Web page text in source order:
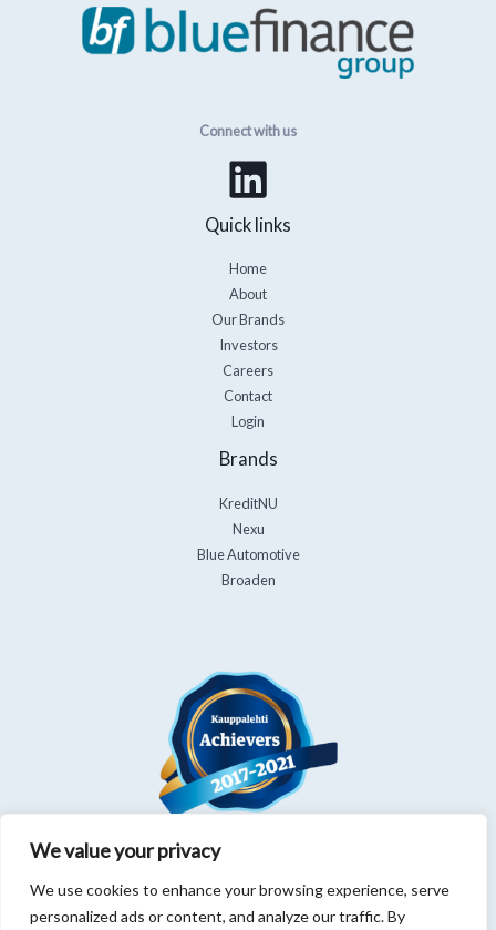
We value your privacy
We use cookies to enhance your browsing experience, serve
personalized ads or content, and analyze our traffic. By
Connect with us
Quick links
Home
About
Our Brands
Investors
Careers
Contact
Login
Brands
KreditNU
Nexu
Blue Automotive
Broaden